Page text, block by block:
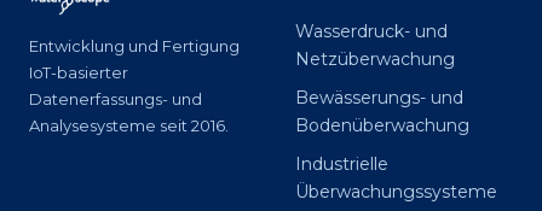
Entwicklung und Fertigung
IoT-basierter
Datenerfassungs- und
Analysesysteme seit 2016.
Wasserdruck- und
Netzüberwachung
Bewässerungs- und
Bodenüberwachung
Industrielle
Überwachungssysteme